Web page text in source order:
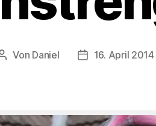
Beitragsautor
Von Daniel Beitragsdatum
16. April 2014